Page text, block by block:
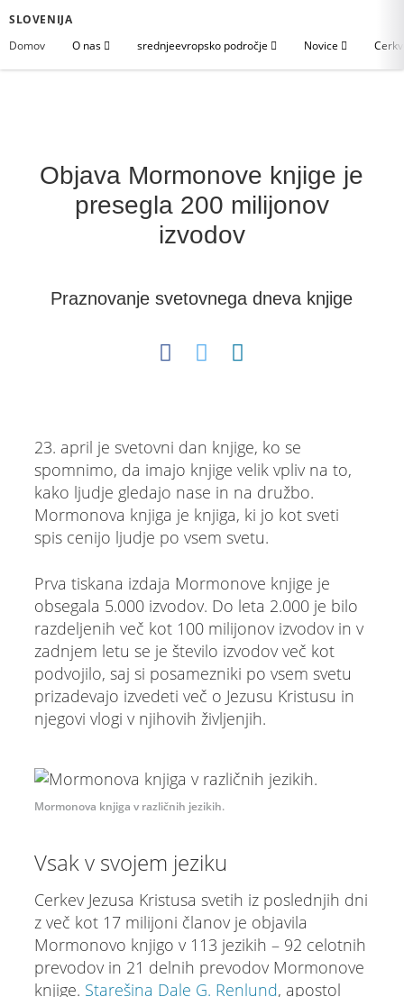
SLOVENIJA
Domov
O nas srednjeevropsko področje Novice
Objava Mormonove knjige je
presegla 200 milijonov
izvodov
Praznovanje svetovnega dneva knjige
23. april je svetovni dan knjige, ko se
spomnimo, da imajo knjige velik vpliv na to,
kako ljudje gledajo nase in na družbo.
Mormonova knjiga je knjiga, ki jo kot sveti
spis cenijo ljudje po vsem svetu.
Prva tiskana izdaja Mormonove knjige je
obsegala 5.000 izvodov. Do leta 2.000 je bilo
razdeljenih več kot 100 milijonov izvodov in v
zadnjem letu se je število izvodov več kot
podvojilo, saj si posamezniki po vsem svetu
prizadevajo izvedeti več o Jezusu Kristusu in
njegovi vlogi v njihovih življenjih.
Mormonova knjiga v različnih jezikih.
Vsak v svojem jeziku
Cerkev Jezusa Kristusa svetih iz poslednjih dni
z več kot 17 milijoni članov je objavila
Mormonovo knjigo v 113 jezikih – 92 celotnih
prevodov in 21 delnih prevodov Mormonove
knjige. Starešina Dale G. Renlund, apostol